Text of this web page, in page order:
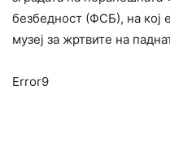
безбедност (ФСБ), на кој
музеј за жртвите на
Error9